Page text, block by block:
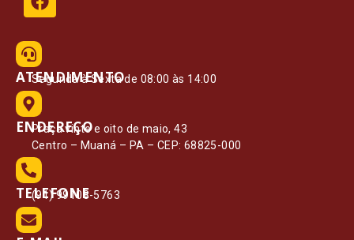
ATENDIMENTO
Segunda à Sexta de 08:00 às 14:00
ENDEREÇO
Praça vinte e oito de maio, 43
Centro – Muaná – PA – CEP: 68825-000
TELEFONE
(91) 99108-5763